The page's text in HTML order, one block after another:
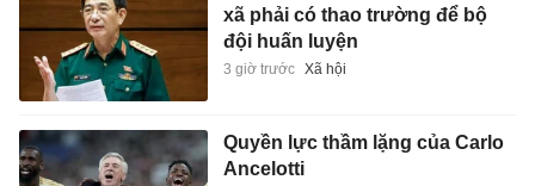
xã phải có thao trường để bộ
đội huấn luyện
3 giờ trước Xã hội
Quyền lực thầm lặng của Carlo
Ancelotti